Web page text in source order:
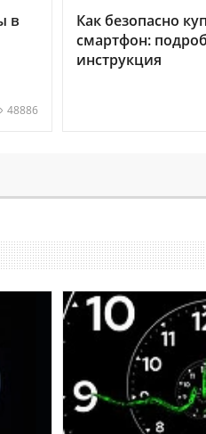
в
48886
Как безопасно
смартфон:
инструкция